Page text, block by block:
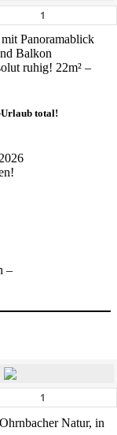
Panoramablick
Balkon
ruhig! 22m² –
Urlaub total!
–
Natur, in